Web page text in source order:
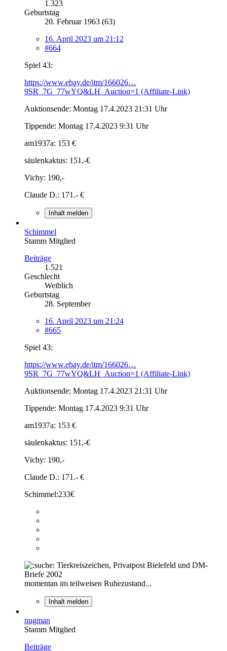
1.323
Geburtstag
20. Februar 1963 (63)
16. April 2023 um 21:12
#664
Spiel 43:
https://www.ebay.de/itm/166026…
9SR_7G_77wYQ&LH_Auction=1 (Affiliate-Link)
Auktionsende: Montag 17.4.2023 21:31 Uhr
Tippende: Montag 17.4.2023 9:31 Uhr
am1937a: 153 €
säulenkaktus: 151,-€
Vichy: 190,-
Claude D.: 171.- €
Inhalt melden
Schimmel
Stamm Mitglied
Beiträge
1.521
Geschlecht
Weiblich
Geburtstag
28. September
16. April 2023 um 21:24
#665
Spiel 43:
https://www.ebay.de/itm/166026…
9SR_7G_77wYQ&LH_Auction=1 (Affiliate-Link)
Auktionsende: Montag 17.4.2023 21:31 Uhr
Tippende: Montag 17.4.2023 9:31 Uhr
am1937a: 153 €
säulenkaktus: 151,-€
Vichy: 190,-
Claude D.: 171.- €
Schimmel:233€
Tierkreiszeichen, Privatpost Bielefeld und DM-
Briefe 2002
momentan im teilweisen Ruhezustand...
Inhalt melden
nugman
Stamm Mitglied
Beiträge